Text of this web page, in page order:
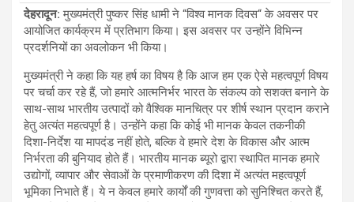
देहरादून: मुख्यमंत्री पुष्कर सिंह धामी ने “विश्व मानक दिवस“ के अवसर पर
आयोजित कार्यक्रम में प्रतिभाग किया। इस अवसर पर उन्होंने विभिन्न
प्रदर्शनियों का अवलोकन भी किया।
मुख्यमंत्री ने कहा कि यह हर्ष का विषय है कि आज हम एक ऐसे महत्वपूर्ण विषय
पर चर्चा कर रहे हैं, जो हमारे आत्मनिर्भर भारत के संकल्प को सशक्त बनाने के
साथ-साथ भारतीय उत्पादों को वैश्विक मानचित्र पर शीर्ष स्थान प्रदान कराने
हेतु अत्यंत महत्वपूर्ण है। उन्होंने कहा कि कोई भी मानक केवल तकनीकी
दिशा-निर्देश या मापदंड नहीं होते, बल्कि वे हमारे देश के विकास और आत्म
निर्भरता की बुनियाद होते हैं। भारतीय मानक ब्यूरो द्वारा स्थापित मानक हमारे
उद्योगों, व्यापार और सेवाओं के प्रमाणीकरण की दिशा में अत्यंत महत्वपूर्ण
भूमिका निभाते हैं। ये न केवल हमारे कार्यों की गुणवत्ता को सुनिश्चित करते हैं,